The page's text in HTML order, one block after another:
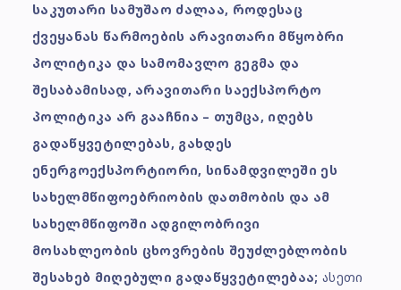
საკუთარი სამუშაო ძალაა, როდესაც
ქვეყანას წარმოების არავითარი მწყობრი
პოლიტიკა და სამომავლო გეგმა და
შესაბამისად, არავითარი საექსპორტო
პოლიტიკა არ გააჩნია – თუმცა, იღებს
გადაწყვეტილებას, გახდეს
ენერგოექსპორტიორი, სინამდვილეში ეს
სახელმწიფოებრიობის დათმობის და ამ
სახელმწიფოში ადგილობრივი
მოსახლეობის ცხოვრების შეუძლებლობის
შესახებ მიღებული გადაწყვეტილებაა; ასეთი